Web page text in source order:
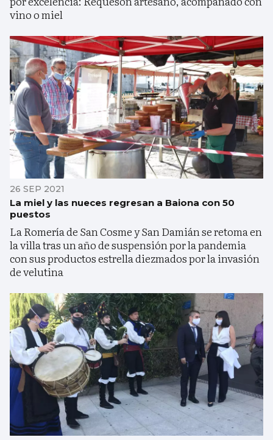
vino o miel
26 SEP 2021
La miel y las nueces regresan a Baiona con 50
puestos
La Romería de San Cosme y San Damián se retoma en
la villa tras un año de suspensión por la pandemia
con sus productos estrella diezmados por la invasión
de velutina